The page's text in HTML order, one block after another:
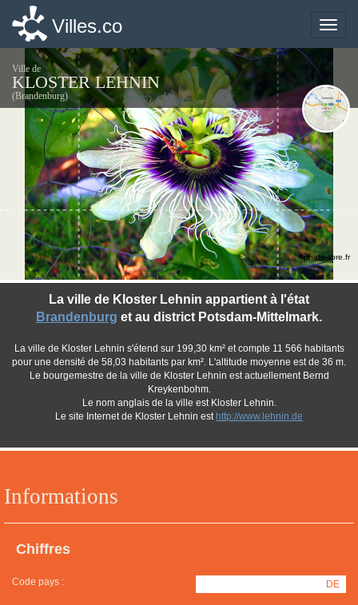
Toggle
Villes.co
Ville de
KLOSTER LEHNIN
(Brandenburg)
Informations
Chiffres
Code pays : DE
La ville de Kloster Lehnin appartient à l'état
Brandenburg et au district Potsdam-Mittelmark.
La ville de Kloster Lehnin s'étend sur 199,30 km² et compte 11 566 habitants
pour une densité de 58,03 habitants par km². L'altitude moyenne est de 36 m.
Le bourgemestre de la ville de Kloster Lehnin est actuellement Bernd
Kreykenbohm.
Le nom anglais de la ville est Kloster Lehnin.
Le site Internet de Kloster Lehnin est http://www.lehnin.de
©photo-libre.fr
Toggle
Villes.co